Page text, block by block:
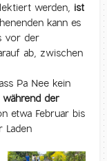
werden, ist
kann es
vor der
ab, zwischen
Pa Nee kein
während der
etwa Februar bis
Laden